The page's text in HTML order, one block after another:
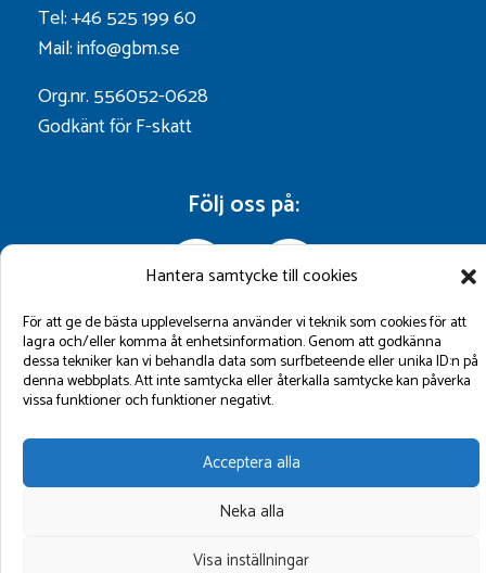
Hantera samtycke till cookies
För att ge de bästa upplevelserna använder vi teknik som cookies för att
lagra och/eller komma åt enhetsinformation. Genom att godkänna
dessa tekniker kan vi behandla data som surfbeteende eller unika ID:n på
denna webbplats. Att inte samtycka eller återkalla samtycke kan påverka
vissa funktioner och funktioner negativt.
Acceptera alla
Neka alla
Visa inställningar
Tel: +46 525 199 60
Mail: info@gbm.se
Org.nr. 556052-0628
Godkänt för F-skatt
Följ oss på:
©2026 GBM Marin AB.